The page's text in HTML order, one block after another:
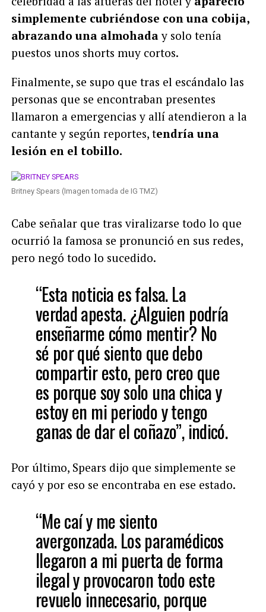
simplemente cubriéndose con una cobija,
abrazando una almohaday solo tenía
puestos unos shorts muy cortos.
Finalmente, se supo que tras el escándalo las
personas que se encontraban presentes
llamaron a emergencias y allí atendieron a la
cantante y según reportes, tendría una
lesión en el tobillo.
Britney Spears (Imagen tomada de IG TMZ)
Cabe señalar que tras viralizarse todo lo que
ocurrió la famosa se pronunció en sus redes,
pero negó todo lo sucedido.
“Esta noticia es falsa. La
verdad apesta. ¿Alguien podría
enseñarme cómo mentir? No
sé por qué siento que debo
compartir esto, pero creo que
es porque soy solo una chica y
estoy en mi periodo y tengo
ganas de dar el coñazo”, indicó.
Por último, Spears dijo que simplemente se
cayó y por eso se encontraba en ese estado.
“Me caí y me siento
avergonzada. Los paramédicos
llegaron a mi puerta de forma
ilegal y provocaron todo este
revuelo innecesario, porque